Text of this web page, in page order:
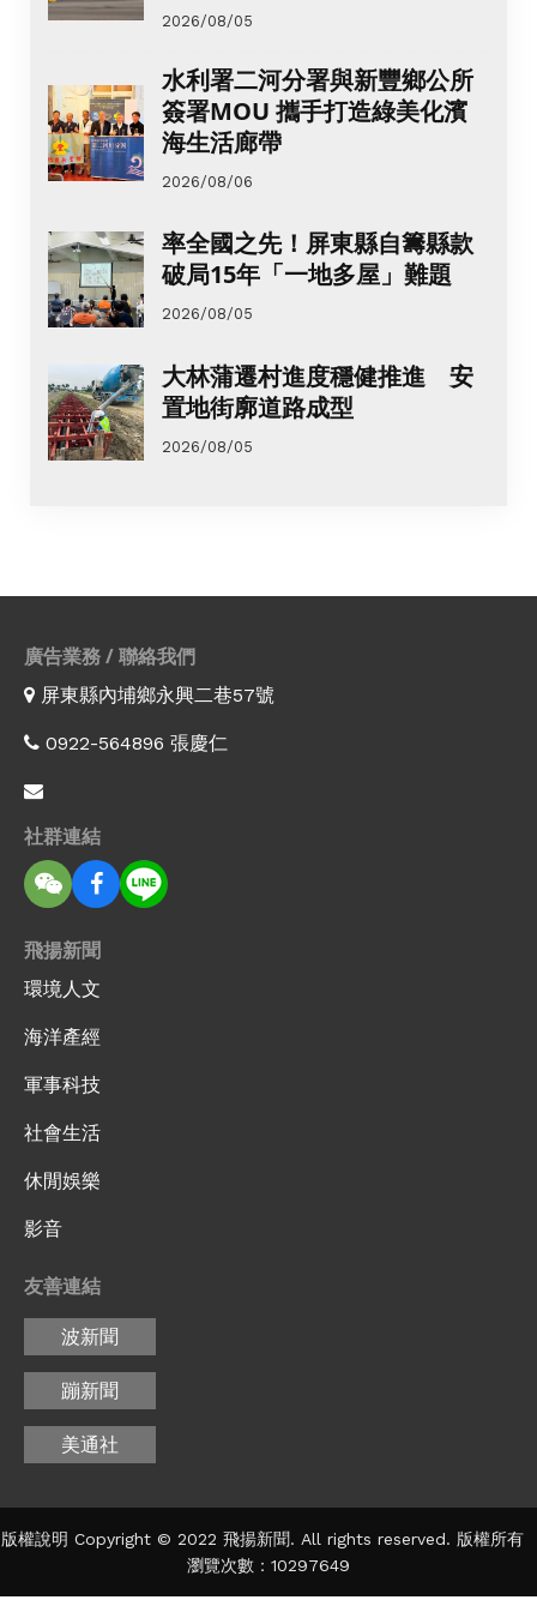
2026/08/05
水利署二河分署與新豐鄉公所
簽署MOU 攜手打造綠美化濱
海生活廊帶
2026/08/06
率全國之先！屏東縣自籌縣款
破局15年「一地多屋」難題
2026/08/05
大林蒲遷村進度穩健推進 安
置地街廓道路成型
2026/08/05
廣告業務 / 聯絡我們
屏東縣內埔鄉永興二巷57號
0922-564896 張慶仁
社群連結
飛揚新聞
環境人文
海洋產經
軍事科技
社會生活
休閒娛樂
影音
友善連結
波新聞
蹦新聞
美通社
版權說明 Copyright © 2022 飛揚新聞. All rights reserved. 版權所有
瀏覽次數：10297649